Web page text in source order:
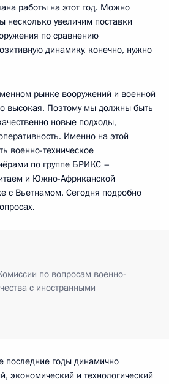
работы на этот год. Можно
несколько увеличим поставки
по сравнению
динамику, конечно, нужно
рынке вооружений и военной
высокая. Поэтому мы должны быть
новые подходы,
Именно на этой
военно-техническое
по группе БРИКС –
и Южно-Африканской
с Вьетнамом. Сегодня подробно
по вопросам военно-
с иностранными
последние годы динамично
экономический и технологический